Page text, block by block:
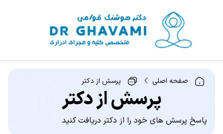
صفحه اصلی پرسش از دکتر
پرسش از دکتر
پاسخ پرسش های خود را از دکتر دریافت کنید